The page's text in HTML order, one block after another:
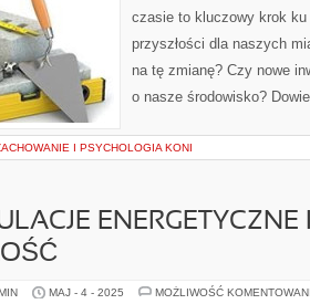
czasie to kluczowy krok
przyszłości dla naszych
na tę zmianę? Czy nowe
o nasze środowisko?
I PSYCHOLOGIA KONI
ENERGETYCZNE
MAJ - 4 - 2025 MOŻLIWOŚĆ